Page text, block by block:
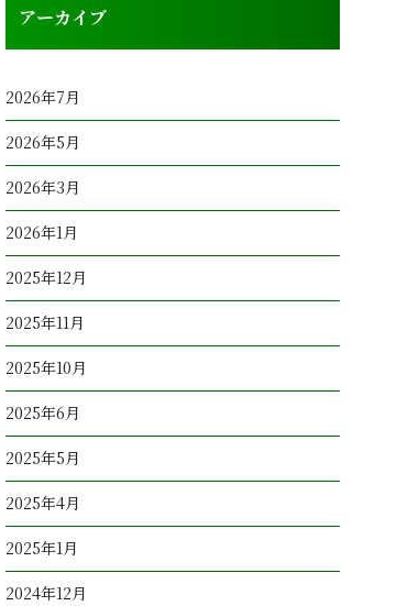
アーカイブ
2026年7月
2026年5月
2026年3月
2026年1月
2025年12月
2025年11月
2025年10月
2025年6月
2025年5月
2025年4月
2025年1月
2024年12月